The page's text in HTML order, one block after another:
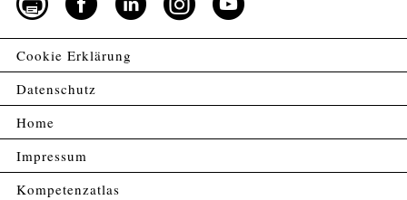
Cookie Erklärung
Datenschutz
Home
Impressum
Kompetenzatlas